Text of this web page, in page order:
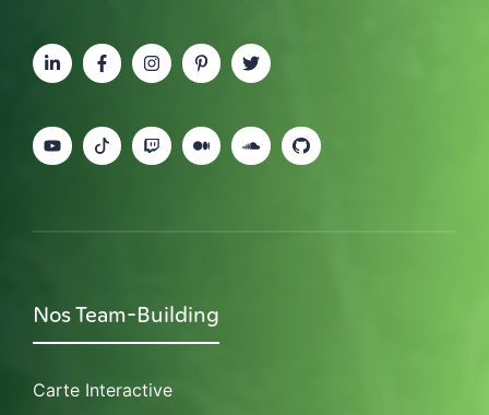
Nos Team-Building
Carte Interactive